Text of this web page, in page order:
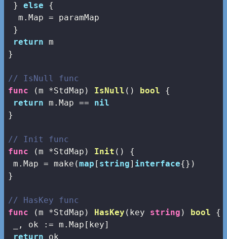
} else {
  m.Map = paramMap
}
return m
}
// IsNull func
func
(m *StdMap) IsNull () bool {
return m.Map == nil
}
// Init func
func
(m *StdMap) Init ()
{
m.Map = make (map [ string] interface{})
}
// HasKey func
func
(m *StdMap) HasKey (key string ) bool {
_, ok := m.Map[key]
return ok